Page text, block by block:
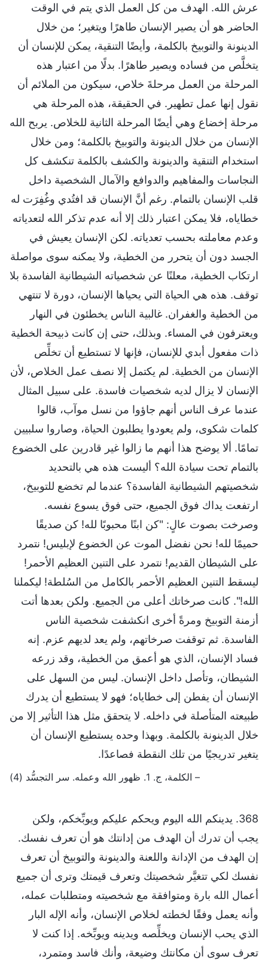
عرش الله. الهدف من كل العمل الذي يتم في الوقت
الحاضر هو أن يصير الإنسان طاهرًا ويتغير؛ من خلال
الدينونة والتوبيخ بالكلمة، وأيضًا التنقية، يمكن للإنسان أن
يتخلَّص من فساده ويصير طاهرًا. بدلًا من اعتبار هذه
المرحلة من العمل مرحلةَ خلاص، سيكون من الملائم أن
نقول إنها عمل تطهير. في الحقيقة، هذه المرحلة هي
مرحلة إخضاع وهي أيضًا المرحلة الثانية للخلاص. يربح الله
الإنسان من خلال الدينونة والتوبيخ بالكلمة؛ ومن خلال
استخدام التنقية والدينونة والكشف بالكلمة تنكشف كل
النجاسات والمفاهيم والدوافع والآمال الشخصية داخل
قلب الإنسان بالتمام. رغم أنَّ الإنسان قد افتُدي وغُفِرَت له
خطاياه، فلا يمكن اعتبار ذلك إلا أنه عدم تذكر الله لتعدياته
وعدم معاملته بحسب تعدياته. لكن الإنسان يعيش في
الجسد دون أن يتحرر من الخطية، ولا يمكنه سوى مواصلة
ارتكاب الخطية، معلنًا عن شخصياته الشيطانية الفاسدة بلا
توقف. هذه هي الحياة التي يحياها الإنسان، دورة لا تنتهي
من الخطية والغفران. غالبية الناس يخطئون في النهار
ويعترفون في المساء. وبذلك، حتى إن كانت ذبيحة الخطية
ذات مفعول أبدي للإنسان، فإنها لا تستطيع أن تخلِّص
الإنسان من الخطية. لم يكتمل إلا نصف عمل الخلاص، لأن
الإنسان لا يزال لديه شخصيات فاسدة. على سبيل المثال
عندما عرف الناس أنهم جاؤوا من نسل موآب، قالوا
كلمات شكوى، ولم يعودوا يطلبون الحياة، وصاروا سلبيين
تمامًا. ألا يوضح هذا أنهم ما زالوا غير قادرين على الخضوع
بالتمام تحت سيادة الله؟ أليست هذه هي بالتحديد
شخصيتهم الشيطانية الفاسدة؟ عندما لم تخضع للتوبيخ،
ارتفعت يداك فوق الجميع، حتى فوق يسوع نفسه.
وصرخت بصوت عالٍ: "كن ابنًا محبوبًا لله! كن صديقًا
حميمًا لله! نحن نفضل الموت عن الخضوع لإبليس! نتمرد
على الشيطان القديم! نتمرد على التنين العظيم الأحمر!
ليسقط التنين العظيم الأحمر بالكامل من السُلطة! ليكملنا
الله!". كانت صرخاتك أعلى من الجميع. ولكن بعدها أتت
أزمنة التوبيخ ومرةً أخرى انكشفت شخصية الناس
الفاسدة. ثم توقفت صرخاتهم، ولم يعد لديهم عزم. إنه
فساد الإنسان، الذي هو أعمق من الخطية، وقد زرعه
الشيطان، وتأصل داخل الإنسان. ليس من السهل على
الإنسان أن يفطن إلى خطاياه؛ فهو لا يستطيع أن يدرك
طبيعته المتأصلة في داخله. لا يتحقق مثل هذا التأثير إلا من
خلال الدينونة بالكلمة. وبهذا وحده يستطيع الإنسان أن
يتغير تدريجيًا من تلك النقطة فصاعدًا.
– الكلمة، ج. 1. ظهور الله وعمله. سر التجسُّد (4)
368. يدينكم الله اليوم ويحكم عليكم ويوبِّخكم، ولكن
يجب أن تدرك أن الهدف من إدانتك هو أن تعرف نفسك.
إن الهدف من الإدانة واللعنة والدينونة والتوبيخ أن تعرف
نفسك لكي تتغيَّر شخصيتك وتعرف قيمتك وترى أن جميع
أعمال الله بارة ومتوافقة مع شخصيته ومتطلبات عمله،
وأنه يعمل وفقًا لخطته لخلاص الإنسان، وأنه الإله البار
الذي يحب الإنسان ويخلِّصه ويدينه ويوبِّخه. إذا كنت لا
تعرف سوى أن مكانتك وضيعة، وأنك فاسد ومتمرد،